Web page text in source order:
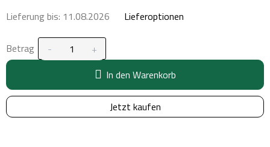
Lieferung bis: 11.08.2026 Lieferoptionen
Betrag
In den Warenkorb
Jetzt kaufen